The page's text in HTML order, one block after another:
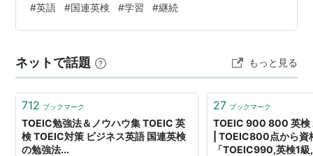
でしょう笑 ちなみにこの単語は 国連英検過去問題集特A
級 （2021/2022年実施）に 登場します。👇興味のある方
は、TOEICや英検と比べ かなりディープな英語試験で
す。 ネットで検索すると、…
#英語 #国連英検 #学習 #継続
ネットで話題 もっと見る
712 ブックマーク
TOEIC勉強法＆ノウハウ集 TOEIC 英
検 TOEIC対策 ビジネス英語 国連英検
の勉強法...
27 ブックマーク
TOEIC 900 800 英
| TOEIC800点から資
「TOEIC990,英検1